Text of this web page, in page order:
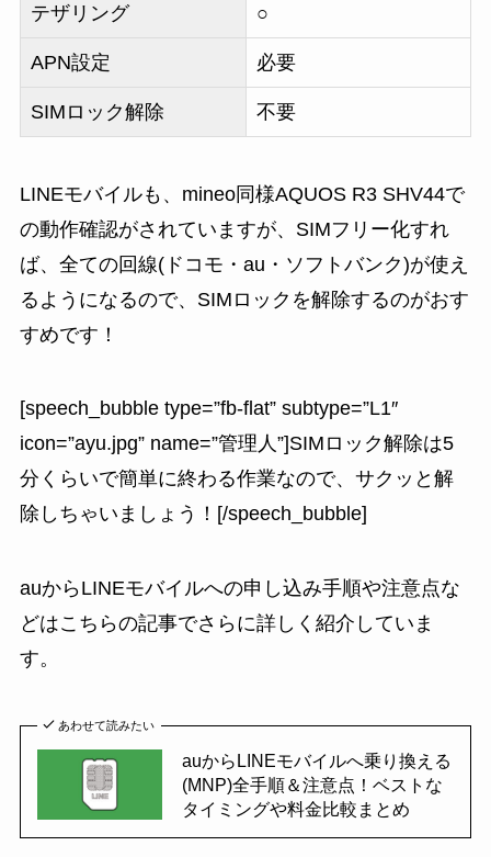
テザリング ○
APN設定 必要
SIMロック解除 不要
LINEモバイルも、mineo同様AQUOS R3 SHV44で
の動作確認がされていますが、SIMフリー化すれ
ば、全ての回線(ドコモ・au・ソフトバンク)が使え
るようになるので、SIMロックを解除するのがおす
すめです！
[speech_bubble type=”fb-flat” subtype=”L1″
icon=”ayu.jpg” name=”管理人”]SIMロック解除は5
分くらいで簡単に終わる作業なので、サクッと解
除しちゃいましょう！[/speech_bubble]
auからLINEモバイルへの申し込み手順や注意点な
どはこちらの記事でさらに詳しく紹介していま
す。
あわせて読みたい
auからLINEモバイルへ乗り換える
(MNP)全手順＆注意点！ベストな
タイミングや料金比較まとめ